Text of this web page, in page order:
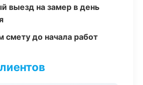
выезд на замер в день
смету до начала работ